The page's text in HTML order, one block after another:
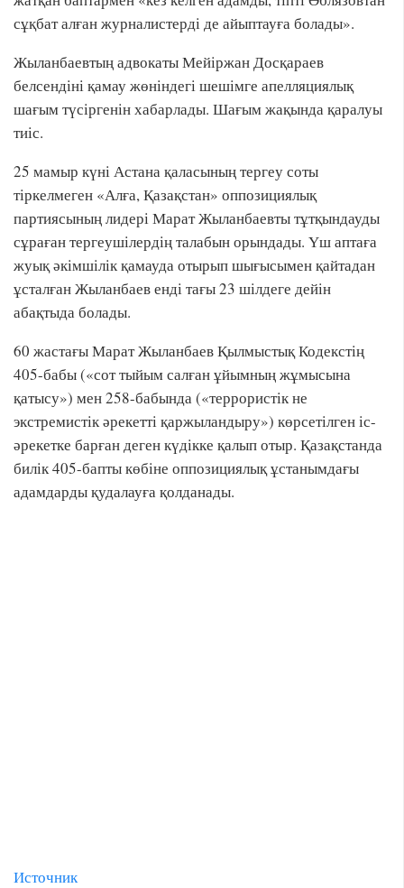
сұқбат алған журналистерді де айыптауға болады».
Жыланбаевтың адвокаты Мейіржан Досқараев
белсендіні қамау жөніндегі шешімге апелляциялық
шағым түсіргенін хабарлады. Шағым жақында қаралуы
тиіс.
25 мамыр күні Астана қаласының тергеу соты
тіркелмеген «Алға, Қазақстан» оппозициялық
партиясының лидері Марат Жыланбаевты тұтқындауды
сұраған тергеушілердің талабын орындады. Үш аптаға
жуық әкімшілік қамауда отырып шығысымен қайтадан
ұсталған Жыланбаев енді тағы 23 шілдеге дейін
абақтыда болады.
60 жастағы Марат Жыланбаев Қылмыстық Кодекстің
405-бабы («сот тыйым салған ұйымның жұмысына
қатысу») мен 258-бабында («террористік не
экстремистік әрекетті қаржыландыру») көрсетілген іс-
әрекетке барған деген күдікке қалып отыр. Қазақстанда
билік 405-бапты көбіне оппозициялық ұстанымдағы
адамдарды қудалауға қолданады.
Источник